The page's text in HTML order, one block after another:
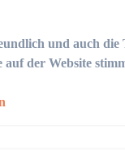
und auch
auf der Website